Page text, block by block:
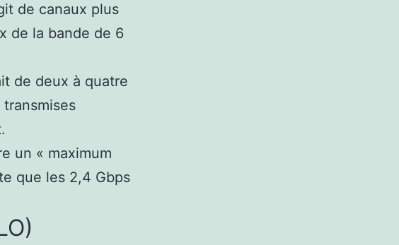
de canaux plus
de la bande de 6
de deux à quatre
un « maximum
que les 2,4 Gbps